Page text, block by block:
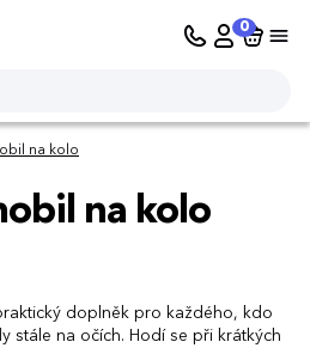
0
na kolo
na kolo
doplněk pro každého, kdo
stále na očích. Hodí se při krátkých